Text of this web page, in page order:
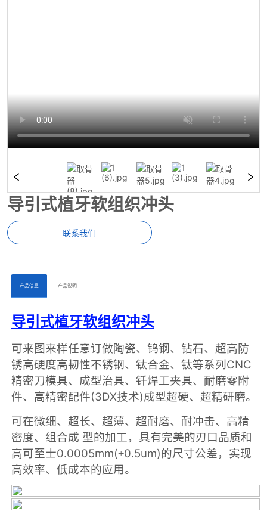
导引式植牙软组织冲头
联系我们
ㅤㅤ产品信息ㅤㅤ ㅤㅤ产品说明ㅤㅤ